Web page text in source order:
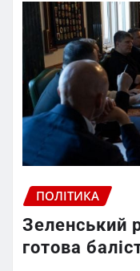
ПОЛІТИКА
Зеленський
готова